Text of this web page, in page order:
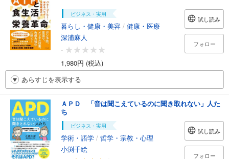
ビジネス・実用
暮らし・健康・美容 / 健康・医療
深浦麻人
-
1,980円 (税込)
試し読み
フォロー
あらすじを表示する
ＡＰＤ 「音は聞こえているのに聞き取れない」人た
ち
ビジネス・実用
学術・語学 / 哲学・宗教・心理
小渕千絵
試し読み
フォロー